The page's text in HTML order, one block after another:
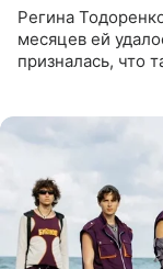
Регина
месяцев ей
призналась, что